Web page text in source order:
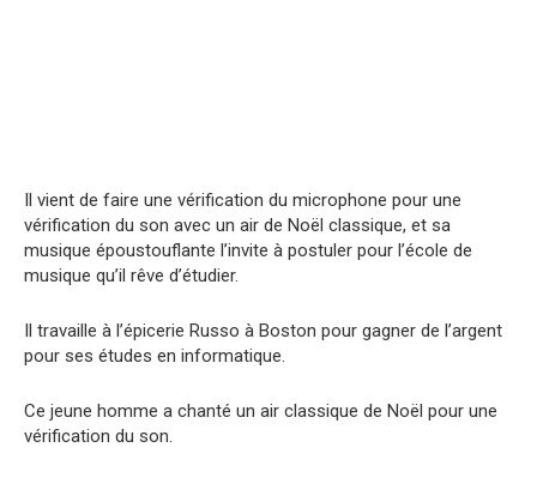
Il vient de faire une vérification du microphone pour une
vérification du son avec un air de Noël classique, et sa
musique époustouflante l’invite à postuler pour l’école de
musique qu’il rêve d’étudier.
Il travaille à l’épicerie Russo à Boston pour gagner de l’argent
pour ses études en informatique.
Ce jeune homme a chanté un air classique de Noël pour une
vérification du son.